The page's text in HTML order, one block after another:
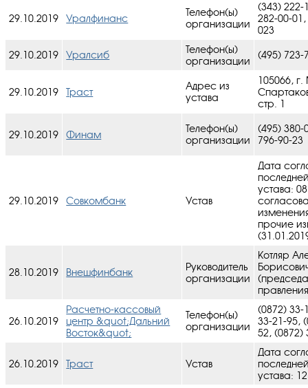
29.10.2019 Уралфинанс
Телефон(ы)
организации
(343) 222-
282-00-
023
29.10.2019 Уралсиб
Телефон(ы)
организации
(495) 723-
29.10.2019 Траст
Адрес из
устава
105066,
стр. 1
29.10.2019 Финам
Телефон(ы)
организации
(495) 380-
796-90-23
29.10.2019 Совкомбанк Устав
Дата
устава:
прочие
28.10.2019 Внешфинбанк
Руководитель
организации
Котляр
26.10.2019
Расчетно-кассовый
центр &quot;Дальний
Восток&quot;
Телефон(ы)
организации
(0872) 33-
33-21-95,
52, (0872)
26.10.2019 Траст Устав
Дата
устава: